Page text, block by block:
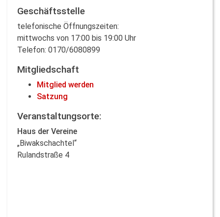
Andere
Angebot
Geschäftsstelle
telefonische Öffnungszeiten:
mittwochs von 17:00 bis 19:00 Uhr
Telefon: 0170/6080899
Mitgliedschaft
Mitglied werden
Satzung
Veranstaltungsorte:
Haus der Vereine
„Biwakschachtel“
Rulandstraße 4